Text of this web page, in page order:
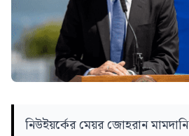
নিউইয়র্কের মেয়র জোহরান মামদানি